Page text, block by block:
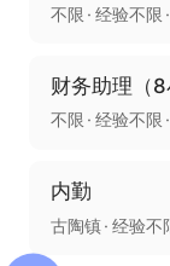
不限 经验不限
财务助理（8
不限 经验不限
内勤
古陶镇 经验不